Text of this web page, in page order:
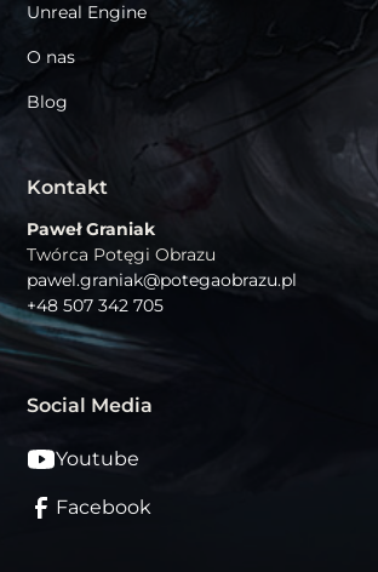
Unreal Engine
O nas
Blog
Kontakt
Paweł Graniak
Twórca Potęgi Obrazu
pawel.graniak@potegaobrazu.pl
+48 507 342 705
Social Media
Youtube
Facebook